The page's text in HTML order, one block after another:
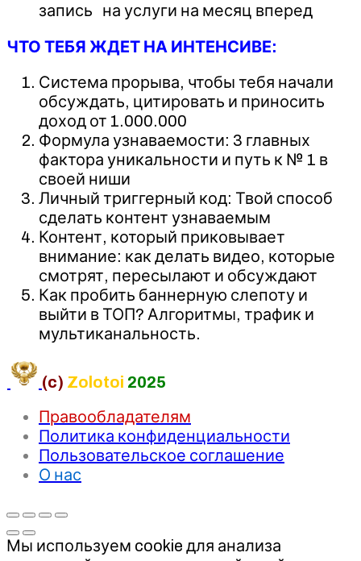
запись на услуги на месяц вперед
ЧТО ТЕБЯ ЖДЕТ НА ИНТЕНСИВЕ:
Система прорыва, чтобы тебя начали
обсуждать, цитировать и приносить
доход от 1.000.000
Формула узнаваемости: 3 главных
фактора уникальности и путь к № 1 в
своей ниши
Личный триггерный код: Твой способ
сделать контент узнаваемым
Контент, который приковывает
внимание: как делать видео, которые
смотрят, пересылают и обсуждают
Как пробить баннерную слепоту и
выйти в ТОП? Алгоритмы, трафик и
мультиканальность.
(c) Zolotoi 2025
Правообладателям
Политика конфиденциальности
Пользовательское соглашение
О нас
Мы используем cookie для анализа